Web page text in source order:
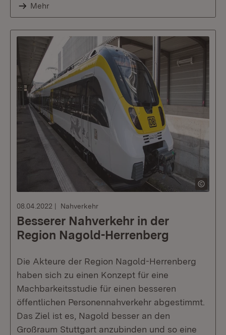
Mehr
08.04.2022 Nahverkehr
Besserer Nahverkehr in der
Region Nagold-Herrenberg
Die Akteure der Region Nagold-Herrenberg
haben sich zu einen Konzept für eine
Machbarkeitsstudie für einen besseren
öffentlichen Personennahverkehr abgestimmt.
Das Ziel ist es, Nagold besser an den
Großraum Stuttgart anzubinden und so eine